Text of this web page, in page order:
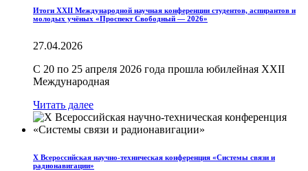
Итоги XXII Международной научная конференции студентов, аспирантов и
молодых учёных «Проспект Свободный — 2026»
27.04.2026
С 20 по 25 апреля 2026 года прошла юбилейная XXII
Международная
Читать далее
X Всероссийская научно-техническая конференция «Системы связи и
радионавигации»